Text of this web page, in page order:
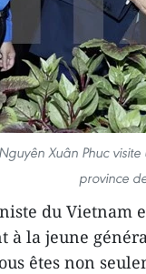
Xuân Phuc
province
du Vietnam
à la jeune
êtes non